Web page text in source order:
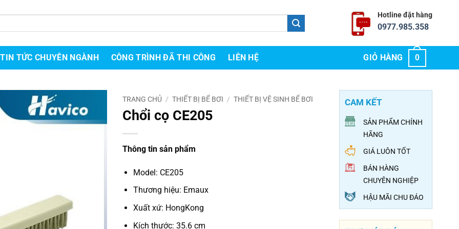
Hotline đặt hàng
0977.985.358
TIN TỨC CHUYÊN NGÀNH CÔNG TRÌNH ĐÃ THI CÔNG LIÊN HỆ GIỎ HÀNG 0
TRANG CHỦ / THIẾT BỊ BỂ BƠI / THIẾT BỊ VỆ SINH BỂ BƠI
Chổi cọ CE205
Thông tin sản phẩm
Model: CE205
Thương hiệu: Emaux
Xuất xứ: HongKong
Kích thước: 35.6 cm
CAM KẾT
SẢN PHẨM CHÍNH
HÃNG
GIÁ LUÔN TỐT
BÁN HÀNG
CHUYÊN NGHIỆP
HẬU MÃI CHU ĐÁO